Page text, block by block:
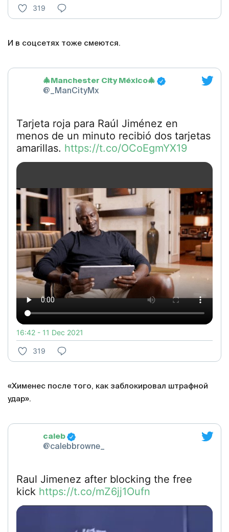
319
И в соцсетях тоже смеются.
🎄Manchester City México🎄
@_ManCityMx
Tarjeta roja para Raúl Jiménez en
menos de un minuto recibió dos tarjetas
amarillas. https://t.co/OCoEgmYX19
16:42 - 11 Dec 2021
319
«Хименес после того, как заблокировал штрафной
удар».
caleb
@calebbrowne_
Raul Jimenez after blocking the free
kick https://t.co/mZ6jj1Oufn